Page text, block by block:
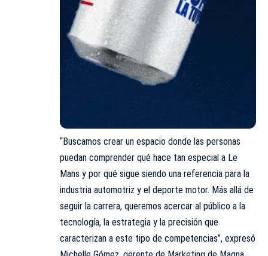
“Buscamos crear un espacio donde las personas
puedan comprender qué hace tan especial a Le
Mans y por qué sigue siendo una referencia para la
industria automotriz y el deporte motor. Más allá de
seguir la carrera, queremos acercar al público a la
tecnología, la estrategia y la precisión que
caracterizan a este tipo de competencias”, expresó